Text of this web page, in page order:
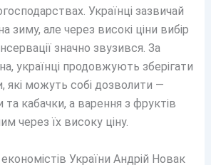
Українці зазвичай
зиму, але через високі ціни вибір
значно звузився. За
українці продовжують зберігати
які можуть собі дозволити —
та кабачки, а варення з фруктів
через їх високу ціну.
України Андрій Новак